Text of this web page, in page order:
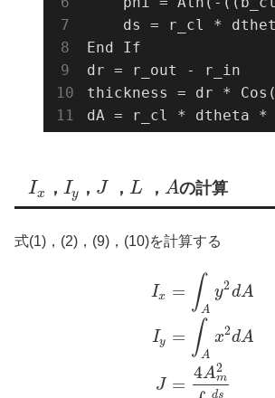
ds = r_cl *
End If
dr = r_out - r_in
thickness = dr *
dA = r_cl * dtheta *
Ix ， Iy ， J ，L ， Aの計算
式(1)，(2)，(9)，(10)を計算する
Ix
Iy
J
=
=
=
∫A
y2dA
∫A
x2dA
4A2
m
ds